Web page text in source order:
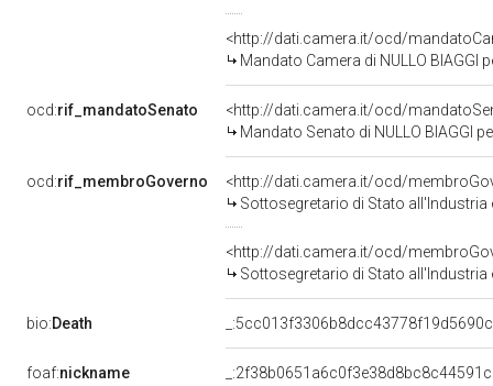
<http://dati.camera.it/ocd/
Mandato Camera di NULLO BIAGGI
ocd:rif_mandatoSenato
<http://dati.camera.it/ocd/
Mandato Senato di NULLO BIAGGI
ocd:rif_membroGoverno
<http://dati.camera.it/ocd/
Sottosegretario di Stato
<http://dati.camera.it/ocd/
Sottosegretario di Stato
bio:Death
foaf:nickname